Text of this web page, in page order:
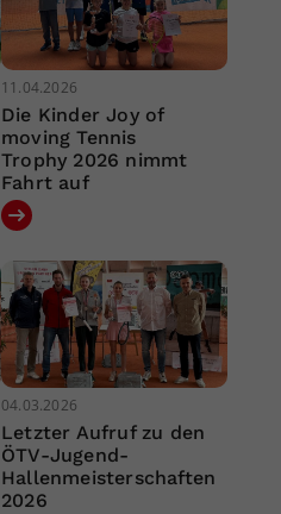
11.04.2026
Die Kinder Joy of
moving Tennis
Trophy 2026 nimmt
Fahrt auf
04.03.2026
Letzter Aufruf zu den
ÖTV-Jugend-
Hallenmeisterschaften
2026